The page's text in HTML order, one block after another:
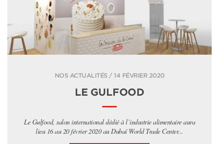
NOS ACTUALITÉS / 14 FÉVRIER 2020
LE GULFOOD
Le Gulfood, salon international dédié à l’industrie alimentaire aura
lieu 16 au 20 février 2020 au Dubaï World Trade Center...